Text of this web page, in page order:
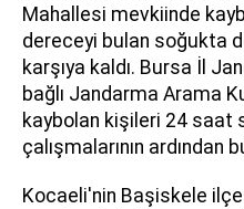
Mahallesi mevkiinde
dereceyi bulan soğukta
karşıya kaldı. Bursa İl
bağlı Jandarma Arama
kaybolan kişileri 24 saat
çalışmalarının ardından
Kocaeli'nin Başiskele